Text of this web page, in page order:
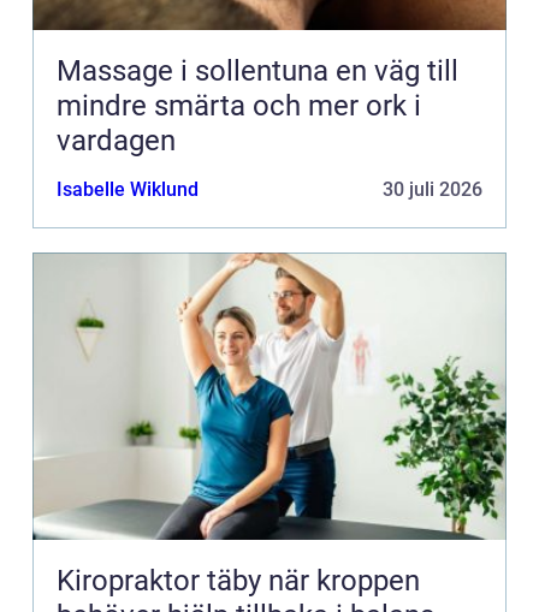
Massage i sollentuna en väg till
mindre smärta och mer ork i
vardagen
Isabelle Wiklund 30 juli 2026
Kiropraktor täby när kroppen